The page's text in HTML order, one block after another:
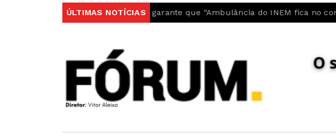
ÚLTIMAS NOTÍCIAS
Autarquia do Fundão garante que “Ambulância do INEM fica no concelho”